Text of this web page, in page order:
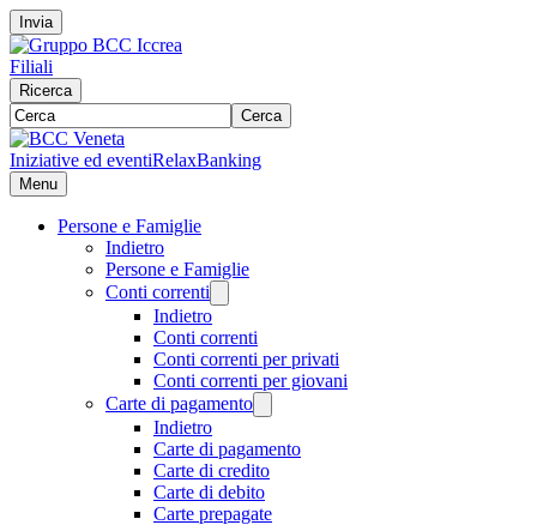
Invia
Filiali
Ricerca
Cerca
Iniziative ed eventiRelaxBanking
Menu
Persone e Famiglie
Indietro
Persone e Famiglie
Conti correnti
Indietro
Conti correnti
Conti correnti per privati
Conti correnti per giovani
Carte di pagamento
Indietro
Carte di pagamento
Carte di credito
Carte di debito
Carte prepagate